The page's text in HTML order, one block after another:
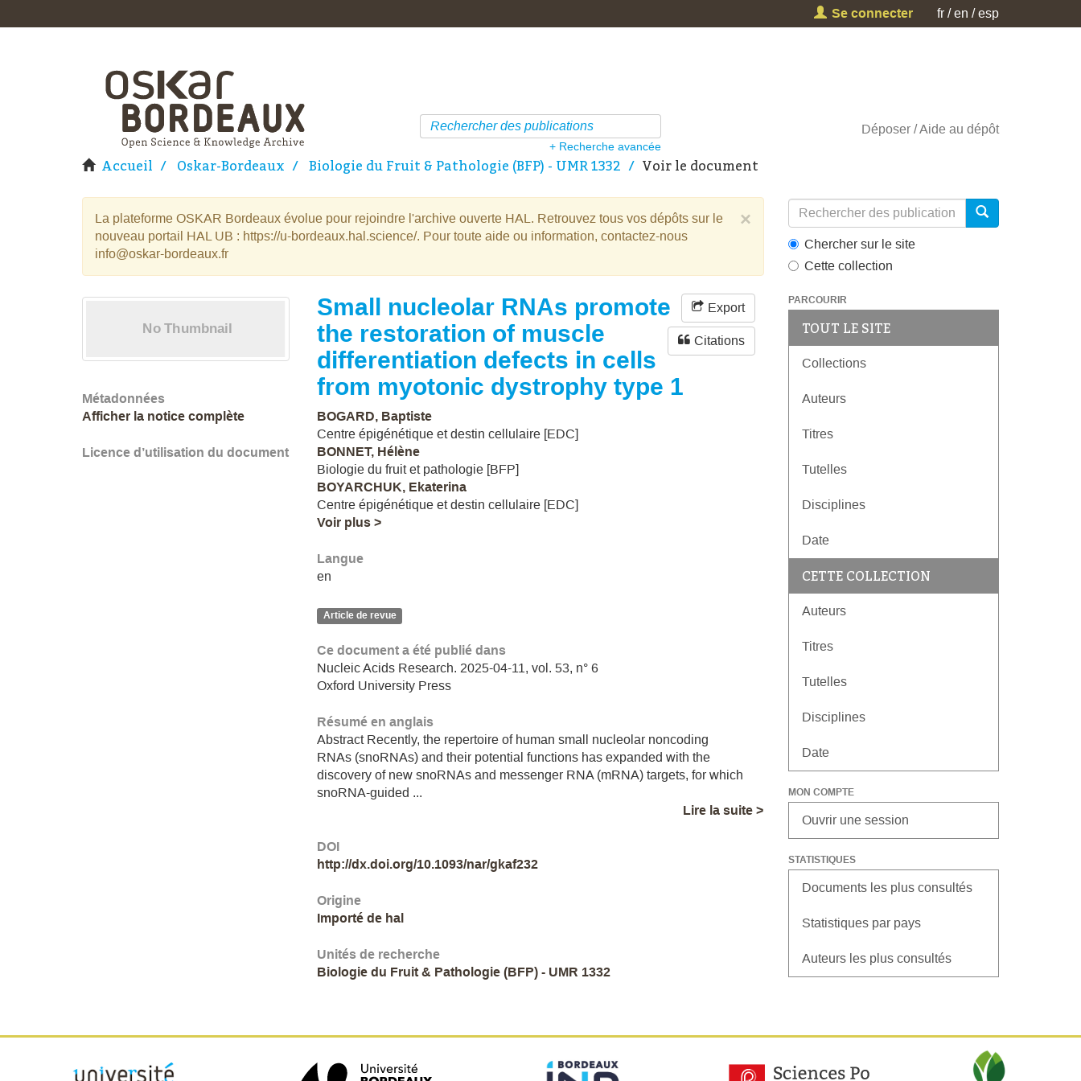
Se connecter fr en esp
+ Recherche avancée
Déposer Aide au dépôt
Accueil Oskar-Bordeaux Biologie du Fruit & Pathologie (BFP) - UMR 1332 Voir le document
×
La plateforme OSKAR Bordeaux évolue pour rejoindre l'archive ouverte HAL. Retrouvez tous vos dépôts sur le
nouveau portail HAL UB : https://u-bordeaux.hal.science/. Pour toute aide ou information, contactez-nous
info@oskar-bordeaux.fr
Métadonnées
Afficher la notice complète
Licence d’utilisation du document
Small nucleolar RNAs promote
the restoration of muscle
differentiation defects in cells
from myotonic dystrophy type 1
Export
Citations
BOGARD, Baptiste
Centre épigénétique et destin cellulaire [EDC]
BONNET, Hélène
Biologie du fruit et pathologie [BFP]
BOYARCHUK, Ekaterina
Centre épigénétique et destin cellulaire [EDC]
Voir plus >
Langue
en
Article de revue
Ce document a été publié dans
Nucleic Acids Research. 2025-04-11, vol. 53, n° 6
Oxford University Press
Résumé en anglais
Abstract Recently, the repertoire of human small nucleolar noncoding
RNAs (snoRNAs) and their potential functions has expanded with the
discovery of new snoRNAs and messenger RNA (mRNA) targets, for which
snoRNA-guided ...
Lire la suite >
DOI
http://dx.doi.org/10.1093/nar/gkaf232
Origine
Importé de hal
Unités de recherche
Biologie du Fruit & Pathologie (BFP) - UMR 1332
Chercher sur le site
Cette collection
PARCOURIR
TOUT LE SITE
Collections
Auteurs
Titres
Tutelles
Disciplines
Date
CETTE COLLECTION
Auteurs
Titres
Tutelles
Disciplines
Date
MON COMPTE
Ouvrir une session
STATISTIQUES
Documents les plus consultés
Statistiques par pays
Auteurs les plus consultés